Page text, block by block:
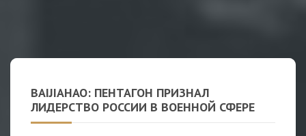
BAIJIAHAO: ПЕНТАГОН ПРИЗНАЛ
ЛИДЕРСТВО РОССИИ В ВОЕННОЙ СФЕРЕ